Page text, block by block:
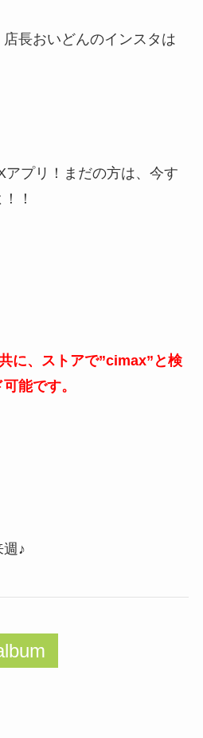
長おいどんのインスタは
アプリ！まだの方は、今す
！
、ストアで”cimax”と検
能です。
♪